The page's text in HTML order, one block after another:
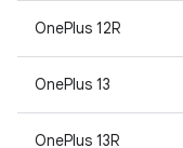
OnePlus 12R
OnePlus 13
OnePlus 13R